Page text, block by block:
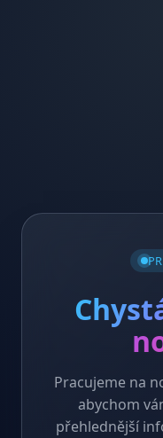
Pracujeme na
abychom
přehlednější